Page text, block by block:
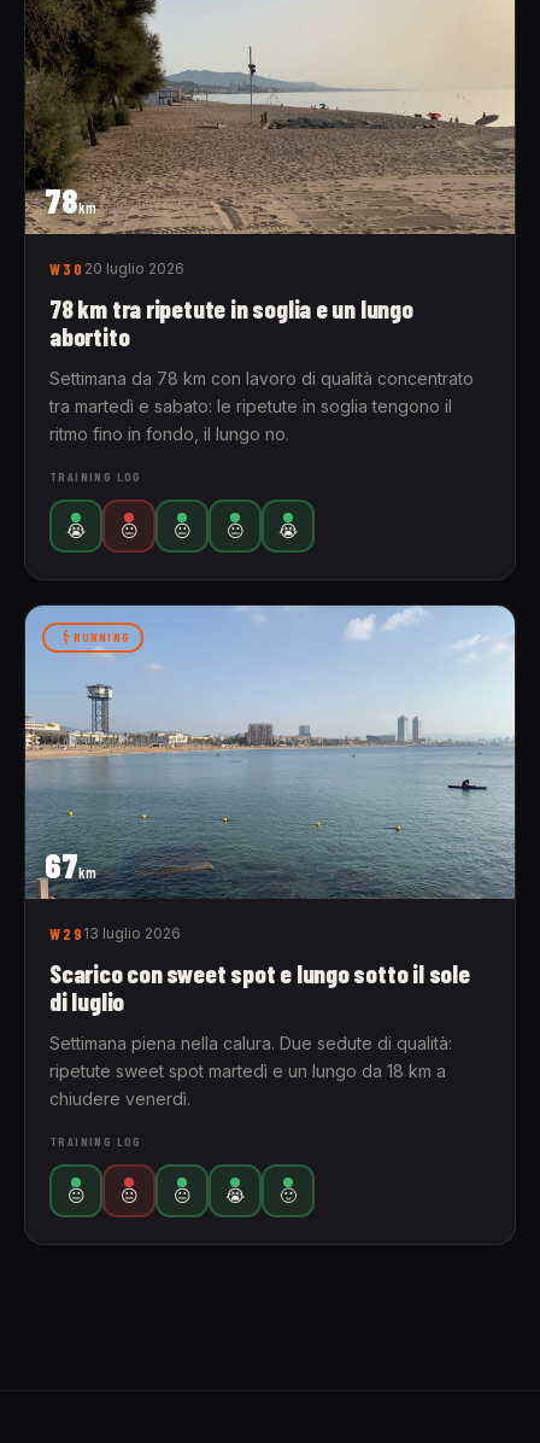
78km
W30 20 luglio 2026
78 km tra ripetute in soglia e un lungo
abortito
Settimana da 78 km con lavoro di qualità concentrato
tra martedì e sabato: le ripetute in soglia tengono il
ritmo fino in fondo, il lungo no.
TRAINING LOG
😭 😐 😐 😐 😭
67km
RUNNING
W29 13 luglio 2026
Scarico con sweet spot e lungo sotto il sole
di luglio
Settimana piena nella calura. Due sedute di qualità:
ripetute sweet spot martedì e un lungo da 18 km a
chiudere venerdì.
TRAINING LOG
😐 😐 😐 😭 🙂